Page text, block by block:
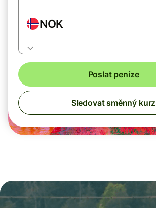
NOK
Poslat peníze
Sledovat směnný kurz